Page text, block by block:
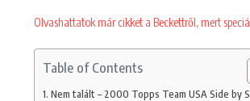
Olvashattatok már cikket a Beckettről, mert
Table of Contents
Nem talált – 2000 Topps Team USA Side by